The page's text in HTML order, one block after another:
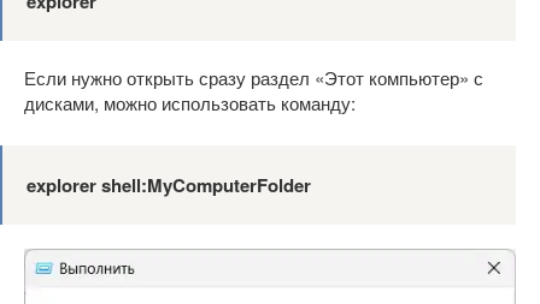
Если нужно открыть сразу раздел «Этот компьютер» с
дисками, можно использовать команду:
explorer shell:MyComputerFolder